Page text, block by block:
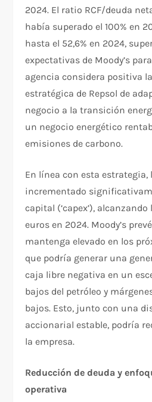
2024. El ratio RCF/deuda
había superado el 100% en
hasta el 52,6% en 2024,
expectativas de Moody’s para
agencia considera positiva
estratégica de Repsol de
negocio a la transición
un negocio energético
emisiones de carbono.
En línea con esta
incrementado
capital (‘capex’),
euros en 2024. Moody’s prevé
mantenga elevado en los
que podría generar una
caja libre negativa en un
bajos del petróleo y
bajos. Esto, junto con una
accionarial estable, podría
la empresa.
Reducción de deuda y
operativa